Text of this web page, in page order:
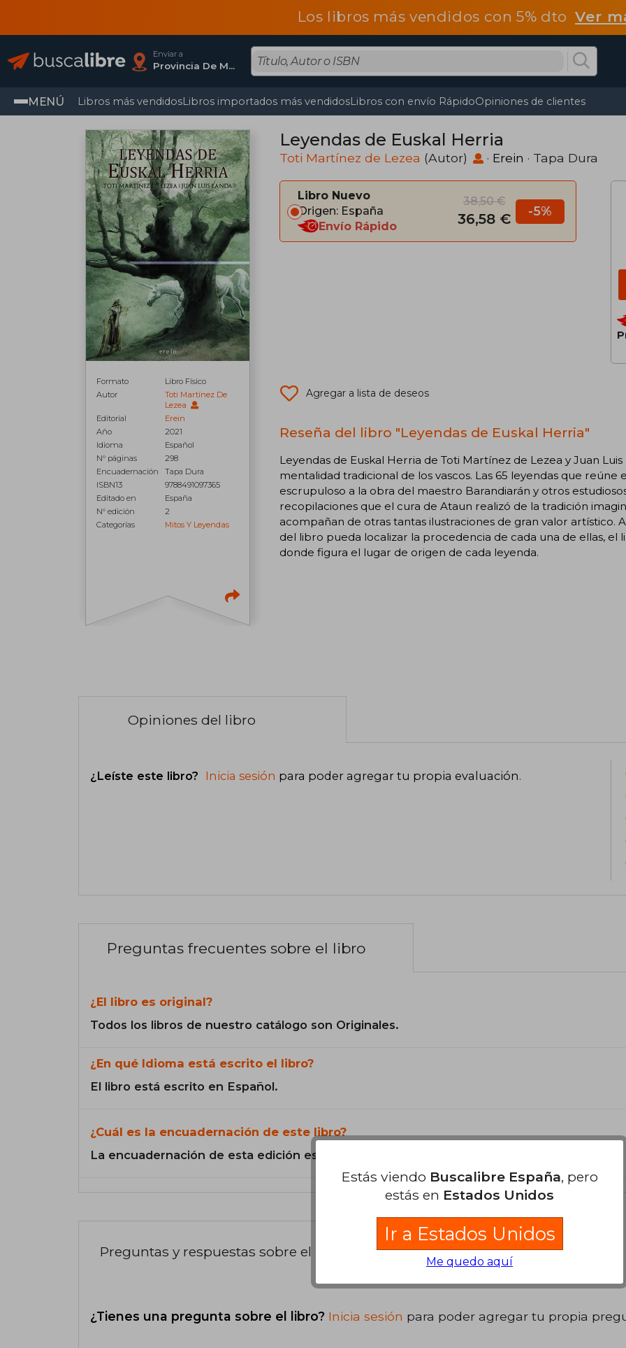
Los libros más vendidos con 5% dtoVer
Enviar a
Provincia De Madrid
MENÚ Libros más vendidosLibros importados más vendidosLibros con envío RápidoOpiniones de clientes
Formato
Libro Físico
Autor
Toti Martínez De
Lezea
Editorial
Erein
Año
2021
Idioma
Español
N° páginas
298
Encuadernación
Tapa Dura
ISBN13
9788491097365
Editado en
España
N° edición
2
Categorías
Mitos Y Leyendas
Leyendas de Euskal Herria
Toti Martínez de Lezea (Autor) · Erein · Tapa Dura
Libro Nuevo
Origen: España
Envío Rápido
38,50 €
36,58 € -5%
Agregar a lista de deseos
Reseña del libro "Leyendas de Euskal Herria"
Leyendas de Euskal Herria de Toti Martínez de Lezea y Juan
mentalidad tradicional de los vascos. Las 65 leyendas que
escrupuloso a la obra del maestro Barandiarán y otros
recopilaciones que el cura de Ataun realizó de la tradición
acompañan de otras tantas ilustraciones de gran valor artístico.
del libro pueda localizar la procedencia de cada una de ellas, el
donde figura el lugar de origen de cada leyenda.
Opiniones del libro
¿Leíste este libro? Inicia sesión para poder agregar tu propia evaluación.
Preguntas frecuentes sobre el libro
¿El libro es original?
Todos los libros de nuestro catálogo son Originales.
¿En qué Idioma está escrito el libro?
El libro está escrito en Español.
¿Cuál es la encuadernación de este libro?
La encuadernación de esta edición es Tapa Dura.
Preguntas y respuestas sobre el libro
¿Tienes una pregunta sobre el libro? Inicia sesión para poder agregar tu propia
Estás viendo Buscalibre España, pero
estás en Estados Unidos
Ir a Estados Unidos
Me quedo aquí